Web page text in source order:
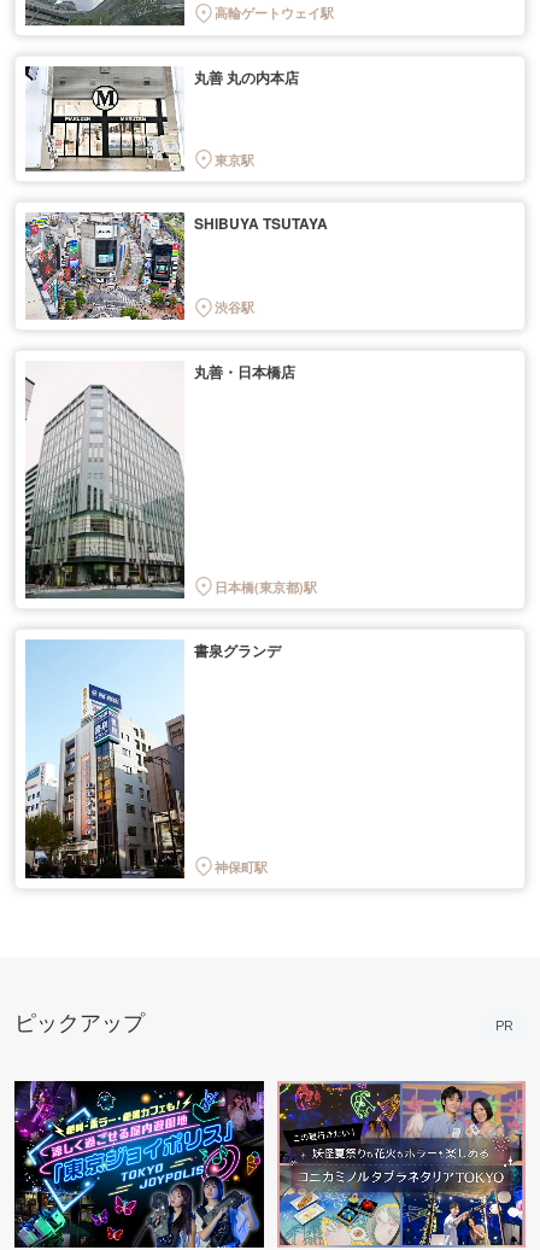
高輪ゲートウェイ駅
丸善 丸の内本店
東京駅
SHIBUYA TSUTAYA
渋谷駅
丸善・日本橋店
日本橋(東京都)駅
書泉グランデ
神保町駅
ピックアップ PR